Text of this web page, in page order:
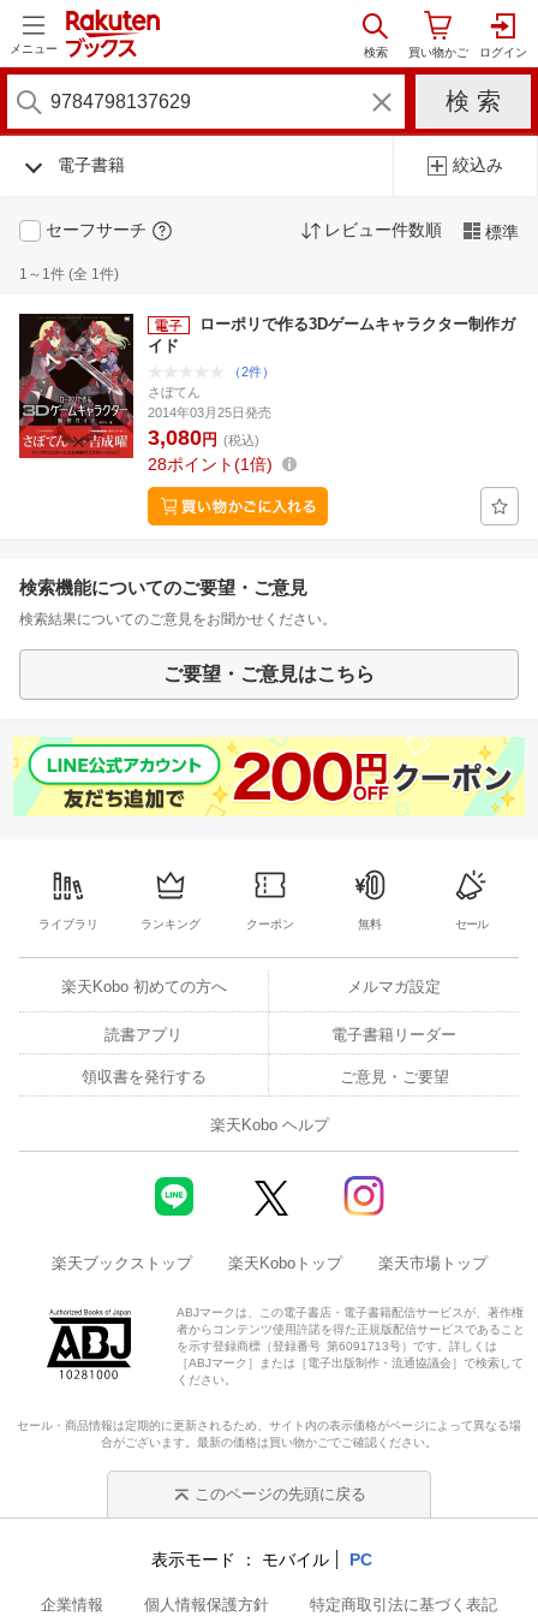
メニュー
電子書籍 絞込み
セーフサーチ レビュー件数順 標準
1～1件 (全 1件)
ローポリで作る3Dゲームキャラクター制作ガ
イド
（2件）
さぼてん
2014年03月25日発売
3,080円 (税込)
28ポイント 1倍
検索機能についてのご要望・ご意見
検索結果についてのご意見をお聞かせください。
ご要望・ご意見はこちら
ライブラリ ランキング クーポン 無料 セール
楽天Kobo 初めての方へ メルマガ設定
読書アプリ 電子書籍リーダー
領収書を発行する ご意見・ご要望
楽天Kobo ヘルプ
楽天ブックストップ 楽天Koboトップ 楽天市場トップ
ABJマークは、この電子書店・電子書籍配信サービスが、著作権
者からコンテンツ使用許諾を得た正規版配信サービスであること
を示す登録商標（登録番号 第6091713号）です。詳しくは
［ABJマーク］または［電子出版制作・流通協議会］で検索して
ください。
セール・商品情報は定期的に更新されるため、サイト内の表示価格がページによって異なる場
合がございます。最新の価格は買い物かごでご確認ください。
このページの先頭に戻る
表示モード モバイル PC
企業情報 個人情報保護方針 特定商取引法に基づく表記